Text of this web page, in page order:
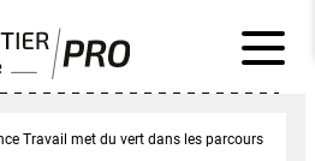
Travail met du vert dans les parcours